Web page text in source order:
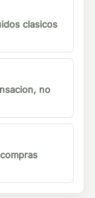
clasicos
no